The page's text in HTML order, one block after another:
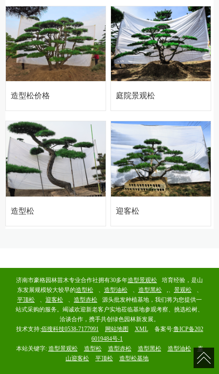
造型松价格 庭院景观松
造型松 迎客松
济南市豪格园林苗木专业合作社拥有30多年造型景观松
培育经验，是山
东发展规模较大较早的造型松 、 造型油松 、 造型黑松 ,、 景观松
、
平顶松
、 迎客松 、 造型赤松
源头批发种植基地，我们将为您提供一
站式采购的服务。竭诚欢迎新老客户实地莅临基地参观考察、挑选松树、
洽谈合作，携手共创绿色园林新发展。
技术支持:佰搜科技0538-7177991 网站地图 XML 备案号:鲁ICP备202
6019484号-1
本站关键字: 造型景观松 造型松 造型赤松 造型黑松 造型油松
泰
山迎客松
平顶松 造型松基地